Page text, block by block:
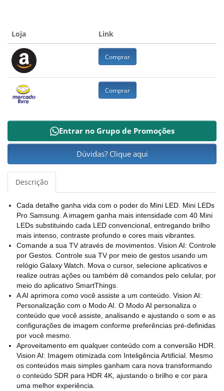
Loja Link
Comprar
Comprar
Entrar no Grupo de Promoções
Dúvidas? Clique aqui
Descrição
Cada detalhe ganha vida com o poder do Mini LED. Mini LEDs
Pro Samsung. A imagem ganha mais intensidade com 40 Mini
LEDs substituindo cada LED convencional, entregando brilho
mais intenso, contraste profundo e cores mais vibrantes.
Comande a sua TV através de movimentos. Vision AI: Controle
por Gestos. Controle sua TV por meio de gestos usando um
relógio Galaxy Watch. Mova o cursor, selecione aplicativos e
realize outras ações ou também dê comandos pelo celular, por
meio do aplicativo SmartThings.
A AI aprimora como você assiste a um conteúdo. Vision AI:
Personalização com o Modo AI. O Modo AI personaliza o
conteúdo que você assiste, analisando e ajustando o som e as
configurações de imagem conforme preferências pré-definidas
por você mesmo.
Aproveitamento em qualquer conteúdo com a conversão HDR.
Vision AI: Imagem otimizada com Inteligência Artificial. Mesmo
os conteúdos mais simples ganham cara nova transformando
o conteúdo SDR para HDR 4K, ajustando o brilho e cor para
uma melhor experiência.